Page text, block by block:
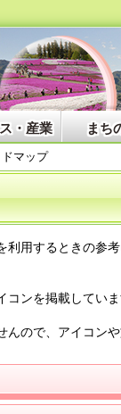
・産業 まち
マップ
利用するときの参
ンを掲載していま
ので、アイコン